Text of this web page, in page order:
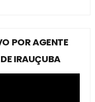
POR AGENTE
IRAUÇUBA